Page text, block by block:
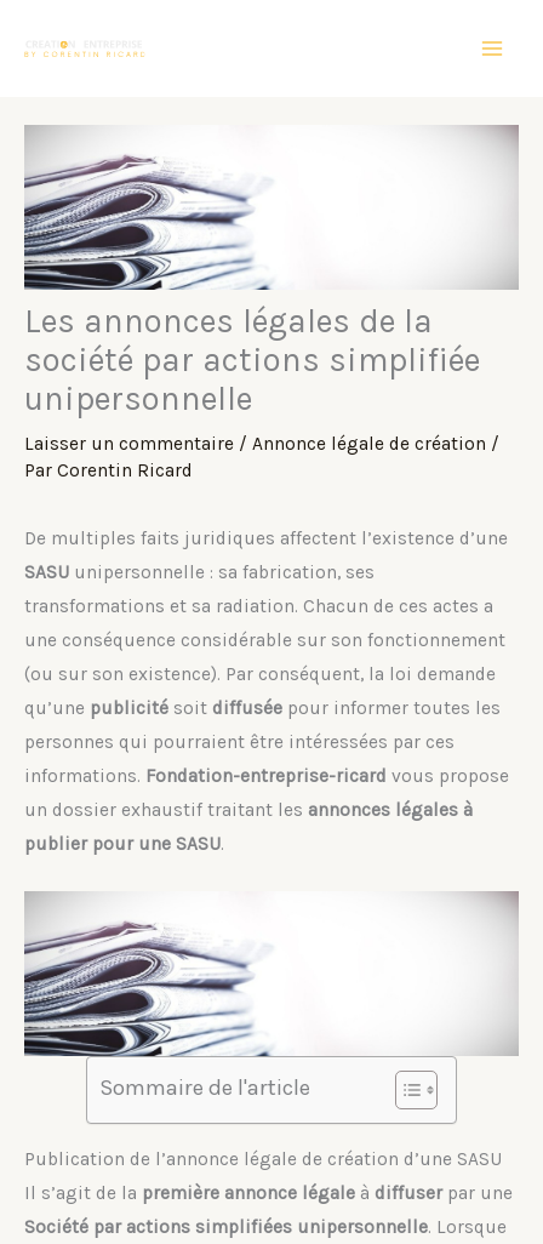
Les annonces légales de la
société par actions simplifiée
unipersonnelle
Laisser un commentaire / Annonce légale de création /
Par Corentin Ricard
De multiples faits juridiques affectent l’existence d’une
SASU unipersonnelle : sa fabrication, ses
transformations et sa radiation. Chacun de ces actes a
une conséquence considérable sur son fonctionnement
(ou sur son existence). Par conséquent, la loi demande
qu’une publicité soit diffusée pour informer toutes les
personnes qui pourraient être intéressées par ces
informations. Fondation-entreprise-ricard vous propose
un dossier exhaustif traitant les annonces légales à
publier pour une SASU.
Sommaire de l'article
Publication de l’annonce légale de création d’une SASU
Il s’agit de la première annonce légale à diffuserpar une
Société par actions simplifiées unipersonnelle. Lorsque